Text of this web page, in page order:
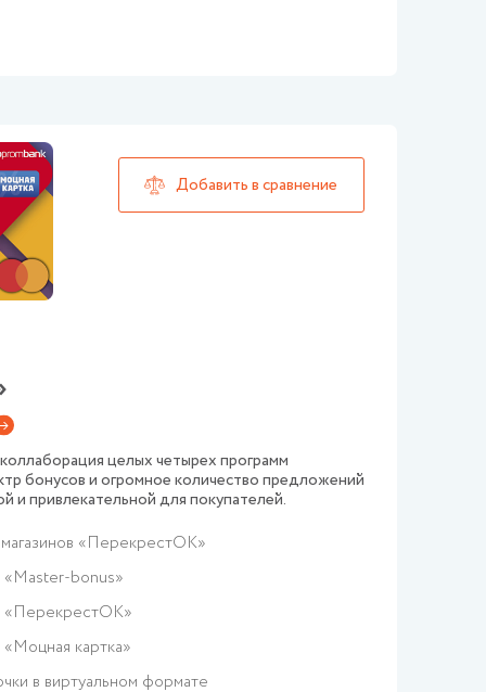
целых четырех программ
бонусов и огромное количество предложений
и привлекательной для покупателей.
«ПерекрестОК»
bonus»
«ПерекрестОК»
картка»
в виртуальном формате